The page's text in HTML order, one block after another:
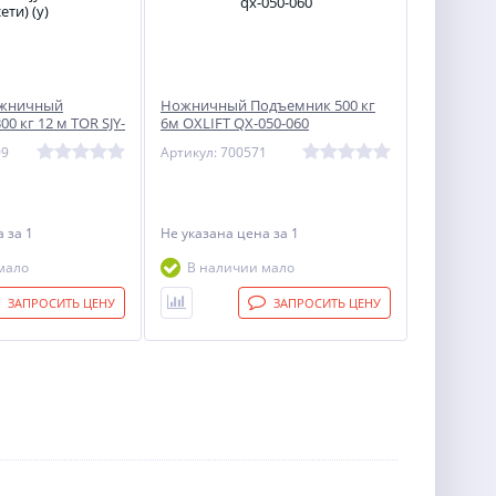
кг 12 м TOR SJY-
за 1
ЗАПРОСИТЬ ЦЕНУ
Ножничный Подъемник 500 кг
6м OXLIFT QX-050-060
Артикул: 700571
Не указана цена за 1
В наличии мало
ЗАПРОСИТЬ ЦЕНУ